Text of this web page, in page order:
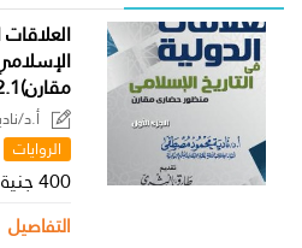
مقارن)2.1
أ.د/
الروايات
400 جنية
التفاصيل